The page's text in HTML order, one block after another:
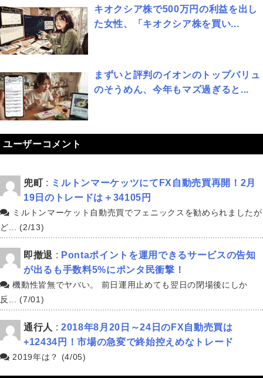
キオクシア株で500万円の利益を出し
た女性、「キオクシア株を買い...
まずいと評判のイオンのトップバリュ
のそうめん、今年もマズ過ぎると...
ユーザーコメント
兜町 : ミルトンマーケッツにてFX自動売買再開！2月
19日のトレードは＋34105円
ミルトンマーケット自動売買でフェニックスを勧められましたが
ど... (2/13)
即撤退 : Pontaポイントを運用できるサービスの告知
が出るも手数料5%にポンタ民衝撃！
機動性皆無でヤバい。 前日運用止めても翌日の閉場後にしか
反... (7/01)
通行人 : 2018年8月20日～24日のFX自動売買は
+12434円！市場の急変で終始控えめなトレード
2019年は？ (4/05)